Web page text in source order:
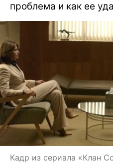
проблема и как ее
Кадр из сериала «Клан